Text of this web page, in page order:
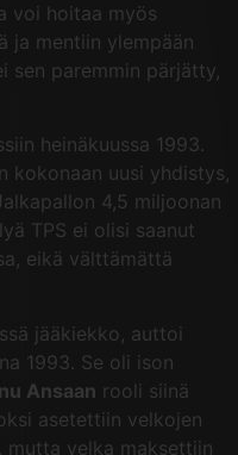
voi hoitaa myös
ja mentiin ylempään
sen paremmin pärjätty,
heinäkuussa 1993.
kokonaan uusi yhdistys,
4,5 miljoonan
TPS ei olisi saanut
eikä välttämättä
jääkiekko, auttoi
1993. Se oli ison
Ansaan rooli siinä
asetettiin velkojen
mutta velka maksettiin